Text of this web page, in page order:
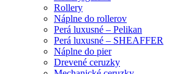
Rollery
Náplne do rollerov
Perá luxusné – Pelikan
Perá luxusné – SHEAFFER
Náplne do pier
Drevené ceruzky